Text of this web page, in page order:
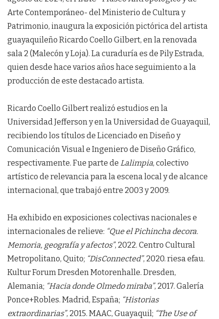
Arte Contemporáneo- del Ministerio de Cultura y
Patrimonio, inaugura la exposición pictórica del artista
guayaquileño Ricardo Coello Gilbert, en la renovada
sala 2 (Malecón y Loja). La curaduría es de Pily Estrada,
quien desde hace varios años hace seguimiento a la
producción de este destacado artista.
Ricardo Coello Gilbert realizó estudios en la
Universidad Jefferson y en la Universidad de Guayaquil,
recibiendo los títulos de Licenciado en Diseño y
Comunicación Visual e Ingeniero de Diseño Gráfico,
respectivamente. Fue parte de Lalimpia, colectivo
artístico de relevancia para la escena local y de alcance
internacional, que trabajó entre 2003 y 2009.
Ha exhibido en exposiciones colectivas nacionales e
internacionales de relieve: “Que el Pichincha decora.
Memoria, geografía y afectos”, 2022. Centro Cultural
Metropolitano, Quito; “DisConnected”, 2020. riesa efau.
Kultur Forum Dresden Motorenhalle. Dresden,
Alemania; “Hacia donde Olmedo miraba”, 2017. Galería
Ponce+Robles. Madrid, España; “Historias
extraordinarias”, 2015. MAAC, Guayaquil; “The Use of